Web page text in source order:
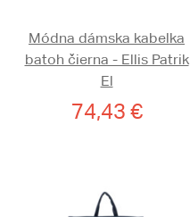
Módna dámska kabelka
batoh čierna - Ellis Patrik
El
74,43 €